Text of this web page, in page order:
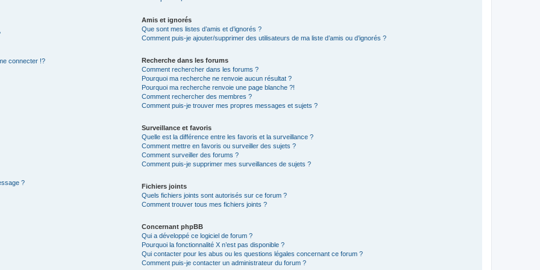
connecter !?
?
Amis et ignorés
Que sont mes listes d’amis et d’ignorés ?
Comment puis-je ajouter/supprimer des utilisateurs de ma liste d’amis ou d’ignorés ?
Recherche dans les forums
Comment rechercher dans les forums ?
Pourquoi ma recherche ne renvoie aucun résultat ?
Pourquoi ma recherche renvoie une page blanche ?!
Comment rechercher des membres ?
Comment puis-je trouver mes propres messages et sujets ?
Surveillance et favoris
Quelle est la différence entre les favoris et la surveillance ?
Comment mettre en favoris ou surveiller des sujets ?
Comment surveiller des forums ?
Comment puis-je supprimer mes surveillances de sujets ?
Fichiers joints
Quels fichiers joints sont autorisés sur ce forum ?
Comment trouver tous mes fichiers joints ?
Concernant phpBB
Qui a développé ce logiciel de forum ?
Pourquoi la fonctionnalité X n’est pas disponible ?
Qui contacter pour les abus ou les questions légales concernant ce forum ?
Comment puis-je contacter un administrateur du forum ?